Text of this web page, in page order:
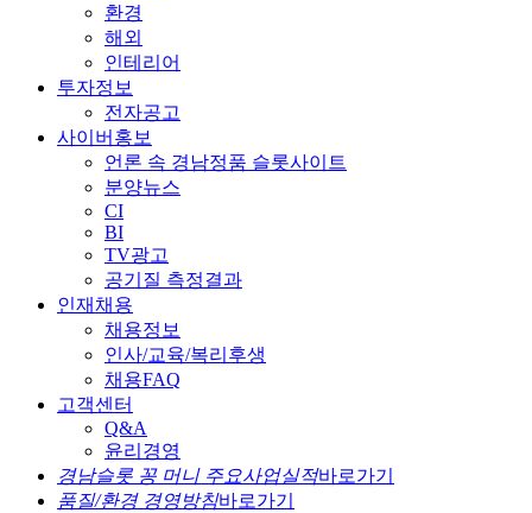
환경
해외
인테리어
투자정보
전자공고
사이버홍보
언론 속 경남정품 슬롯사이트
분양뉴스
CI
BI
TV광고
공기질 측정결과
인재채용
채용정보
인사/교육/복리후생
채용FAQ
고객센터
Q&A
윤리경영
경남슬롯 꽁 머니 주요사업실적바로가기
품질/환경 경영방침바로가기